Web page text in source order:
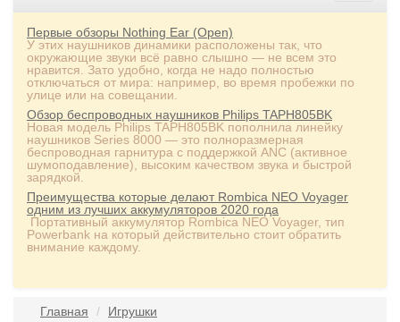
Первые обзоры Nothing Ear (Open)
У этих наушников динамики расположены так, что
окружающие звуки всё равно слышно — не всем это
нравится. Зато удобно, когда не надо полностью
отключаться от мира: например, во время пробежки по
улице или на совещании.
Обзор беспроводных наушников Philips TAPH805BK
Новая модель Philips TAPH805BK пополнила линейку
наушников Series 8000 — это полноразмерная
беспроводная гарнитура с поддержкой ANC (активное
шумоподавление), высоким качеством звука и быстрой
зарядкой.
Преимущества которые делают Rombica NEO Voyager
одним из лучших аккумуляторов 2020 года
Портативный аккумулятор Rombica NEO Voyager, тип
Powerbank на который действительно стоит обратить
внимание каждому.
Главная
Игрушки